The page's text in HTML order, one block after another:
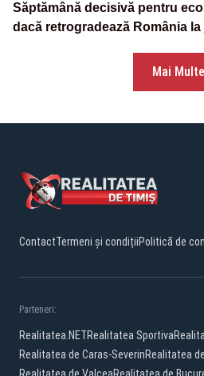
Săptămână decisivă pentru
dacă retrogradează România
Mai Multe
ContactTermeni și condițiiPolitică de
Parteneri:
Realitatea.NETRealitatea Sportiva
Realitatea de Caras-SeverinRealitatea